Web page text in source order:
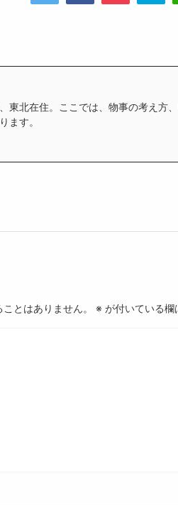
東北在住。ここでは、物事の考え方
ます。
とはありません。 ※ が付いている欄